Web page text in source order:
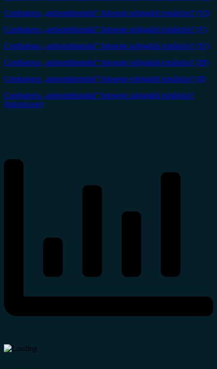
Combaterea „antisemitismului” foloseşte subjugării românilor? (VI)
Combaterea „antisemitismului” foloseşte subjugării românilor? (V)
Combaterea „antisemitismului” foloseşte subjugării românilor? (IV)
Combaterea „antisemitismului” foloseşte subjugării românilor? (III)
Combaterea „antisemitismului” foloseşte subjugării românilor? (II)
Combaterea „antisemitismului” foloseşte subjugării românilor?
(Introducere)